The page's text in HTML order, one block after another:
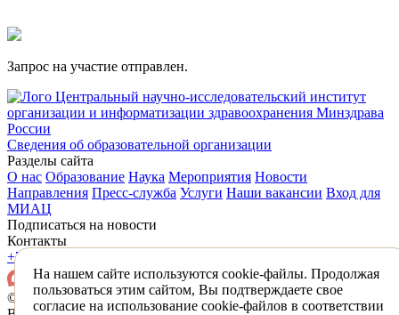
На нашем сайте используются cookie-файлы. Продолжая
пользоваться этим сайтом, Вы подтверждаете свое
согласие на использование cookie-файлов в соответствии
Запрос на участие отправлен.
Центральный научно-исследовательский институт
организации и информатизации здравоохранения Минздрава
России
Сведения об образовательной организации
Разделы сайта
О нас Образование Наука Мероприятия Новости
Направления Пресс-служба Услуги Наши вакансии Вход для
МИАЦ
Подписаться на новости
Контакты
+7 (495) 618-31-83
© 2026 ФГБУ «ЦНИИОИЗ» Минздрава России